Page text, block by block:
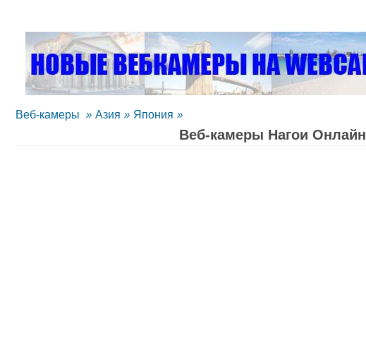
Веб-камеры » Азия » Япония »
Веб-камеры Нагои Oнлайн